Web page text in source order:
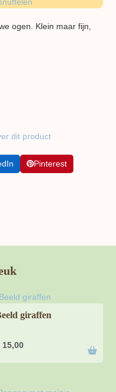
ogen. Klein maar fijn,
dit product
Pinterest
giraffen
15,00